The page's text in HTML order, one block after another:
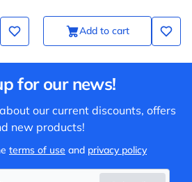
Add to cart
for our news!
our current discounts, offers
new products!
terms of use and privacy policy